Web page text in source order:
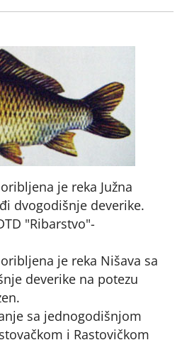
je reka Južna
dvogodišnje deverike.
"Ribarstvo"-
je reka Nišava sa
deverike na potezu
sa jednogodišnjom
i Rastovičkom